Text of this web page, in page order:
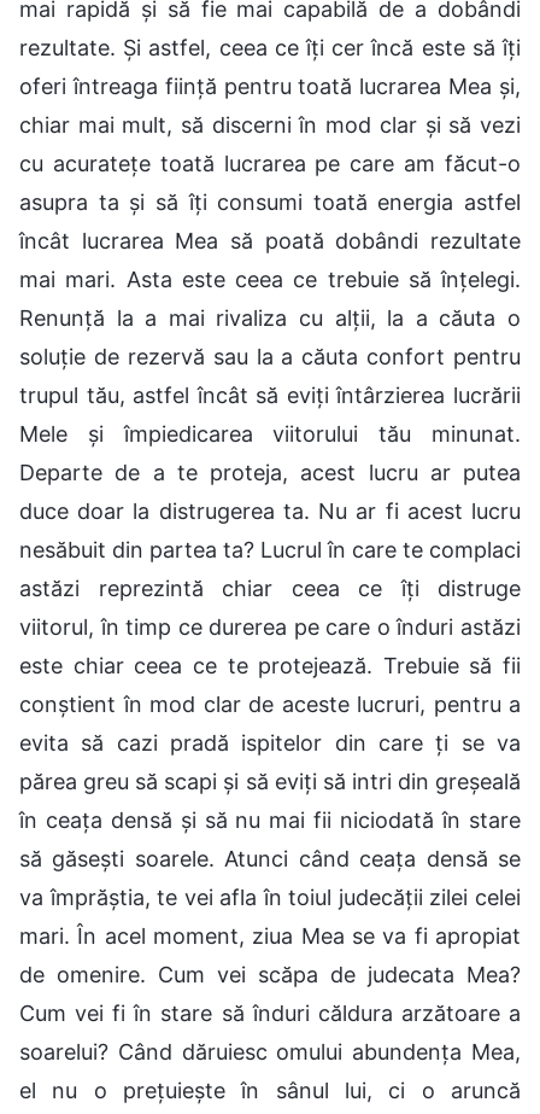
mai rapidă și să fie mai capabilă de a dobândi
rezultate. Și astfel, ceea ce îți cer încă este să îți
oferi întreaga ființă pentru toată lucrarea Mea și,
chiar mai mult, să discerni în mod clar și să vezi
cu acuratețe toată lucrarea pe care am făcut-o
asupra ta și să îți consumi toată energia astfel
încât lucrarea Mea să poată dobândi rezultate
mai mari. Asta este ceea ce trebuie să înțelegi.
Renunță la a mai rivaliza cu alții, la a căuta o
soluție de rezervă sau la a căuta confort pentru
trupul tău, astfel încât să eviți întârzierea lucrării
Mele și împiedicarea viitorului tău minunat.
Departe de a te proteja, acest lucru ar putea
duce doar la distrugerea ta. Nu ar fi acest lucru
nesăbuit din partea ta? Lucrul în care te complaci
astăzi reprezintă chiar ceea ce îți distruge
viitorul, în timp ce durerea pe care o înduri astăzi
este chiar ceea ce te protejează. Trebuie să fii
conștient în mod clar de aceste lucruri, pentru a
evita să cazi pradă ispitelor din care ți se va
părea greu să scapi și să eviți să intri din greșeală
în ceața densă și să nu mai fii niciodată în stare
să găsești soarele. Atunci când ceața densă se
va împrăștia, te vei afla în toiul judecății zilei celei
mari. În acel moment, ziua Mea se va fi apropiat
de omenire. Cum vei scăpa de judecata Mea?
Cum vei fi în stare să înduri căldura arzătoare a
soarelui? Când dăruiesc omului abundența Mea,
el nu o prețuiește în sânul lui, ci o aruncă